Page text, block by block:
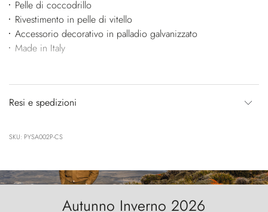
Pelle di coccodrillo
Rivestimento in pelle di vitello
Accessorio decorativo in palladio galvanizzato
Made in Italy
Resi e spedizioni
SKU: PYSA002P-CS
Autunno Inverno 2026